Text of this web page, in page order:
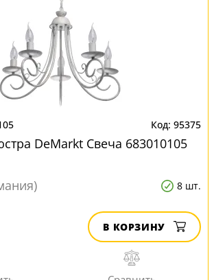
95375
DeMarkt Свеча 683010105
8 шт.
В КОРЗИНУ